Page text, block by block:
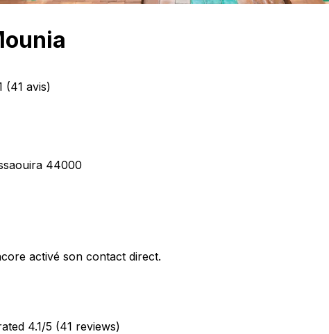
(41 avis)
44000
activé son contact direct.
4.1/5 (41 reviews)